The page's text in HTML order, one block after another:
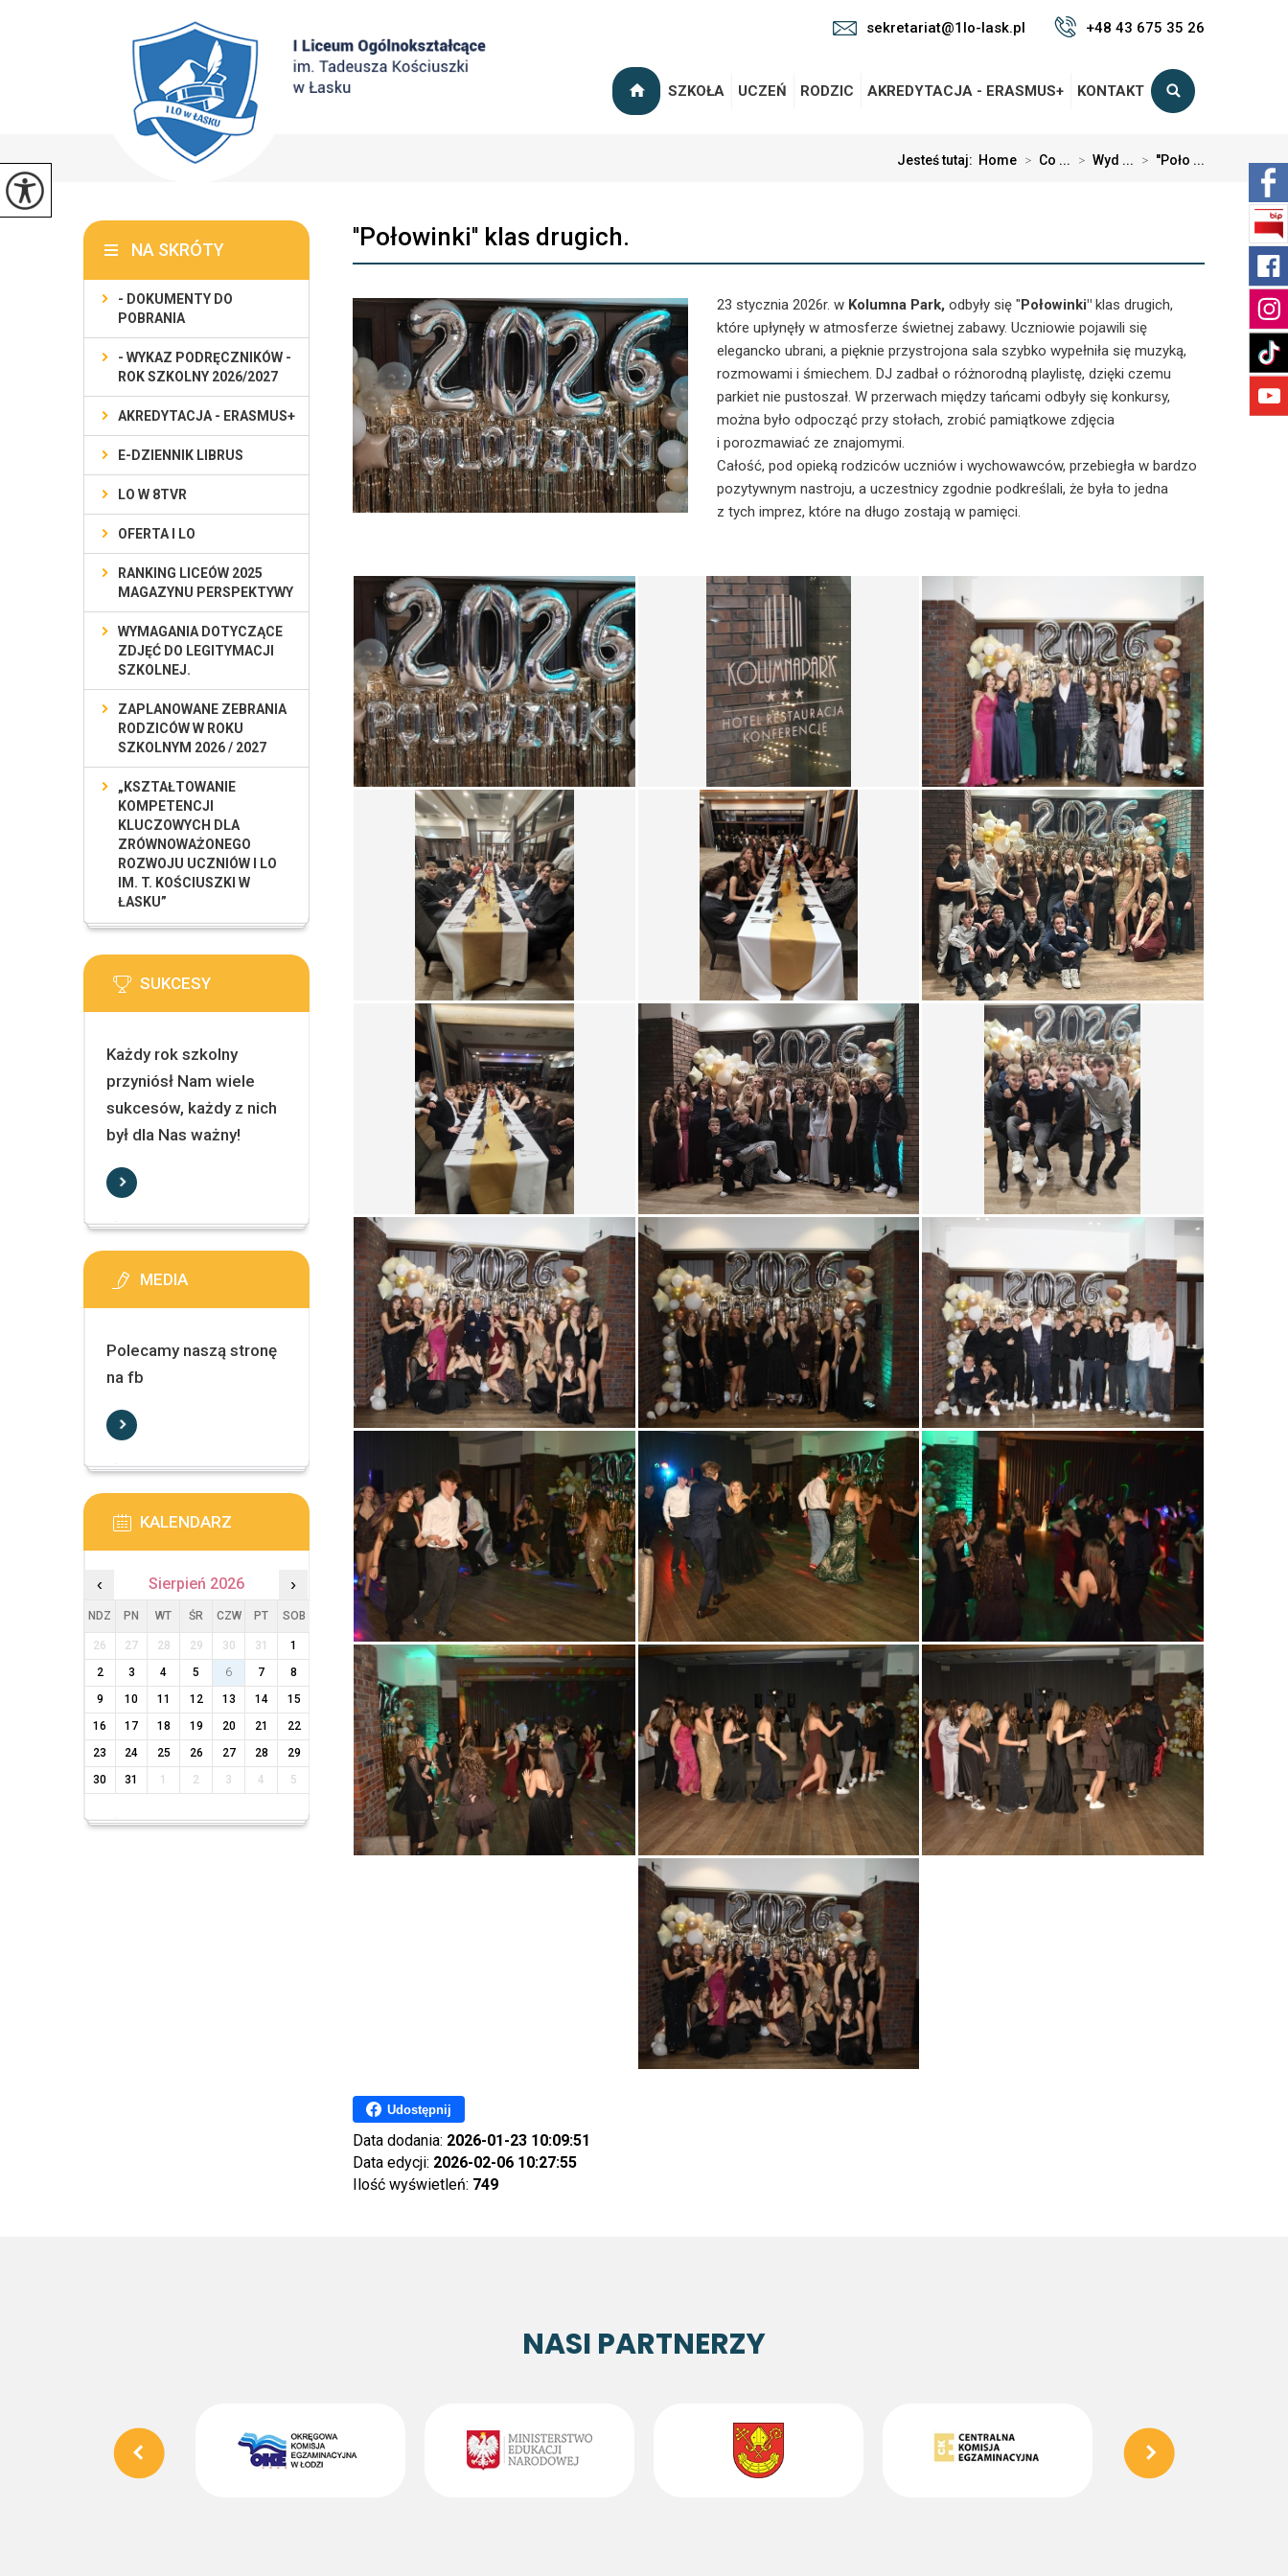
sekretariat@1lo-lask.pl +48 43 675 35 26
SZKOŁA UCZEŃ RODZIC AKREDYTACJA - ERASMUS+ KONTAKT
Jesteś tutaj: Home > Co ... > Wyd ... > ''Poło ...
''Połowinki'' klas drugich.
23 stycznia 2026r. w Kolumna Park, odbyły się "Połowinki" klas drugich,
które upłynęły w atmosferze świetnej zabawy. Uczniowie pojawili się
elegancko ubrani, a pięknie przystrojona sala szybko wypełniła się muzyką,
rozmowami i śmiechem. DJ zadbał o różnorodną playlistę, dzięki czemu
parkiet nie pustoszał. W przerwach między tańcami odbyły się konkursy,
można było odpocząć przy stołach, zrobić pamiątkowe zdjęcia
i porozmawiać ze znajomymi.
Całość, pod opieką rodziców uczniów i wychowawców, przebiegła w bardzo
pozytywnym nastroju, a uczestnicy zgodnie podkreślali, że była to jedna
z tych imprez, które na długo zostają w pamięci.
Udostępnij
Data dodania: 2026-01-23 10:09:51
Data edycji: 2026-02-06 10:27:55
Ilość wyświetleń: 749
NA SKRÓTY
- DOKUMENTY DO
POBRANIA
- WYKAZ PODRĘCZNIKÓW -
ROK SZKOLNY 2026/2027
AKREDYTACJA - ERASMUS+
E-DZIENNIK LIBRUS
LO W 8TVR
OFERTA I LO
RANKING LICEÓW 2025
MAGAZYNU PERSPEKTYWY
WYMAGANIA DOTYCZĄCE
ZDJĘĆ DO LEGITYMACJI
SZKOLNEJ.
ZAPLANOWANE ZEBRANIA
RODZICÓW W ROKU
SZKOLNYM 2026 / 2027
„KSZTAŁTOWANIE
KOMPETENCJI
KLUCZOWYCH DLA
ZRÓWNOWAŻONEGO
ROZWOJU UCZNIÓW I LO
IM. T. KOŚCIUSZKI W
ŁASKU”
SUKCESY
Każdy rok szkolny
przyniósł Nam wiele
sukcesów, każdy z nich
był dla Nas ważny!
MEDIA
Polecamy naszą stronę
na fb
KALENDARZ
‹ Sierpień 2026 ›
NDZ PN WT ŚR CZW PT SOB
26 27 28 29 30 31
1
2
3 4 5 6 7
8
9
10 11 12 13 14
15
16
17 18 19 20 21
22
23
24 25 26 27 28
29
30
31 1 2 3 4 5
NASI PARTNERZY